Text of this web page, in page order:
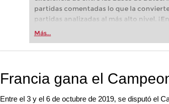
partidas comentadas lo que la
partidas analizadas al más alto nivel.
profesionales! Y gracias a la Mega
los grandes maestros a comprender
Más...
Francia gana el
Entre el 3 y el 6 de octubre de 2019, se disputó el